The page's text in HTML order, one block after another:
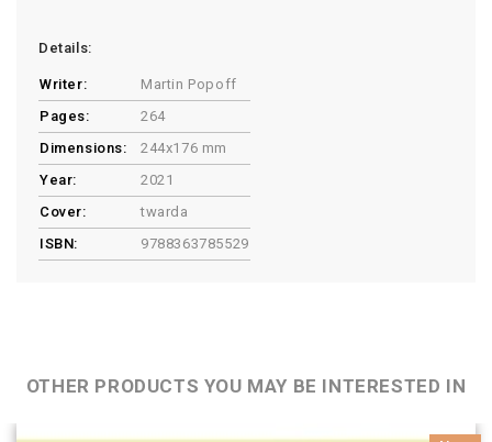
Details:
Writer:
Martin Popoff
Pages:
264
Dimensions:
244x176 mm
Year:
2021
Cover:
twarda
ISBN:
9788363785529
OTHER PRODUCTS YOU MAY BE INTERESTED IN